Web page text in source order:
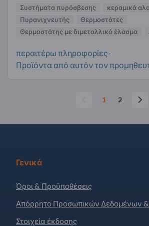
Συστήματα πυρόσβεσης
κεραμικά
Πυρανιχνευτής
Θερμοστάτες
Θερμοστάτης με διμεταλλικό έλασμα
περαιτέρω πληροφορίες-
Προϊόντα από αυτόν τον
1 2
Γενικά
Όροι & Προϋποθέσεις
Απόρρητο Προσωπικών Δεδομένων &
Στοιχεία έκδοσης